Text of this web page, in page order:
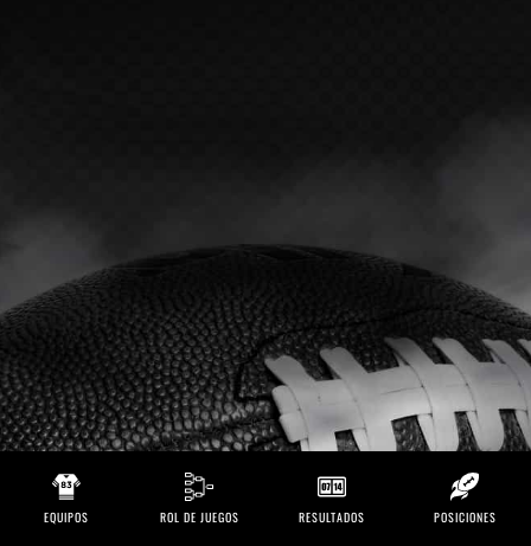
EQUIPOS ROL DE JUEGOS RESULTADOS POSICIONES